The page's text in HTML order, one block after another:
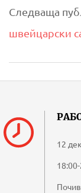
Следваща
швейцарски
12